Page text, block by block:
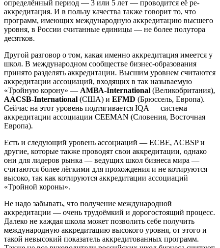
определённый период — 3 или 5 лет — проводится её ре-
аккредитация. И в пользу качества также говорит то, что
программ, имеющих международную аккредитацию высшего
уровня, в России считанные единицы — не более полутора
десятков.
Другой разговор о том, какая именно аккредитация имеется у
школ. В международном сообществе бизнес-образования
принято разделять аккредитации. Высшим уровнем считаются
аккредитации ассоциаций, входящих в так называемую
«Тройную корону» — АМВА-International (Великобритания),
AACSB-International (США) и EFMD (Брюссель, Европа).
Сейчас на этот уровень подтягивается IQA — система
аккредитации ассоциации CEEMAN (Словения, Восточная
Европа).
Есть и следующий уровень ассоциаций — ECBE, ACBSP и
другие, которые также проводят свои аккредитации, однако
они для лидеров рынка — ведущих школ бизнеса мира —
считаются более лёгкими для прохождения и не котируются
высоко, так как котируются аккредитации ассоциаций
«Тройной короны».
Не надо забывать, что получение международной
аккредитации — очень трудоёмкий и дорогостоящий процесс.
Далеко не каждая школа может позволить себе получить
международную аккредитацию высокого уровня, от этого и
такой невысокий показатель аккредитованных программ.